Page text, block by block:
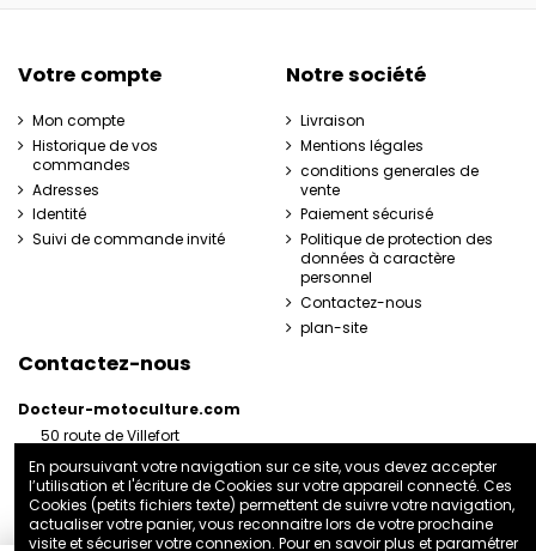
Votre compte
Mon compte
Historique de vos
commandes
Adresses
Identité
Suivi de commande invité
Notre société
Livraison
Mentions légales
conditions generales de
vente
Paiement sécurisé
Politique de protection des
données à caractère
personnel
Contactez-nous
plan-site
Contactez-nous
Docteur-motoculture.com
50 route de Villefort
France
06 35 41 62 07
docteurmotoculture2@gmail.com
En poursuivant votre navigation sur ce site, vous devez accepter
l’utilisation et l'écriture de Cookies sur votre appareil connecté. Ces
Cookies (petits fichiers texte) permettent de suivre votre navigation,
actualiser votre panier, vous reconnaitre lors de votre prochaine
visite et sécuriser votre connexion. Pour en savoir plus et paramétrer